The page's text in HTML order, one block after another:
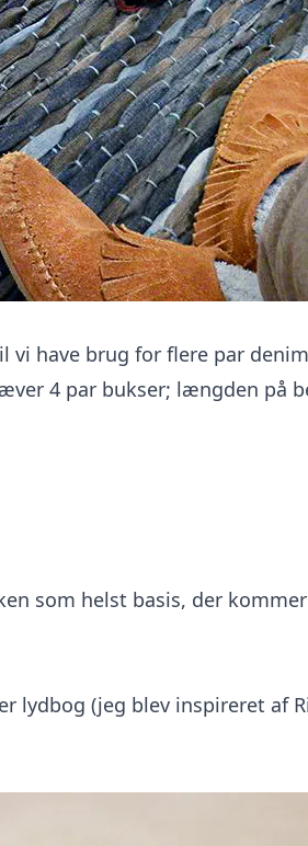
have brug for flere par
4 par bukser; længden på
som helst basis, der
lydbog (jeg blev inspireret af